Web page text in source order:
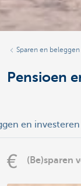
Sparen en beleggen
Pensioen
en investeren
(Be)sparen